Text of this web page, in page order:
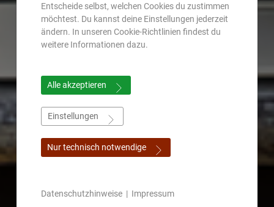
Entscheide selbst, welchen Cookies du zustimmen
möchtest. Du kannst deine Einstellungen jederzeit
ändern. In unseren Cookie-Richtlinien findest du
weitere Informationen dazu.
Alle akzeptieren
Einstellungen
Nur technisch notwendige
Datenschutzhinweise | Impressum